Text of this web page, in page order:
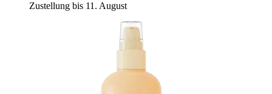
Zustellung bis 11. August